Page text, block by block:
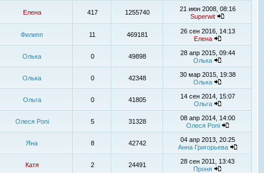
Елена 417 1255740
21 июн 2008, 08:16
Superwit
Филипп 11 469181
26 сен 2016, 14:13
Елена
Олька 0 49898
28 апр 2015, 09:44
Олька
Олька 0 42348
30 мар 2015, 19:38
Олька
Ольга 0 41805
14 сен 2014, 15:07
Ольга
Олеся Poni 5 31328
08 апр 2014, 14:00
Олеся Poni
Яна 8 42742
04 апр 2013, 20:25
Анна Григорьева
Катя 2 24491
28 сен 2011, 13:43
Проня